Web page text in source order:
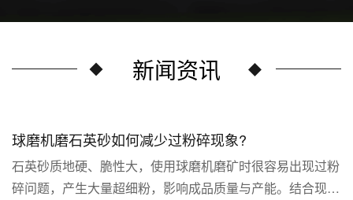
新闻资讯
球磨机磨石英砂如何减少过粉碎现象?
石英砂质地硬、脆性大，使用球磨机磨矿时很容易出现过粉
碎问题，产生大量超细粉，影响成品质量与产能。结合现场